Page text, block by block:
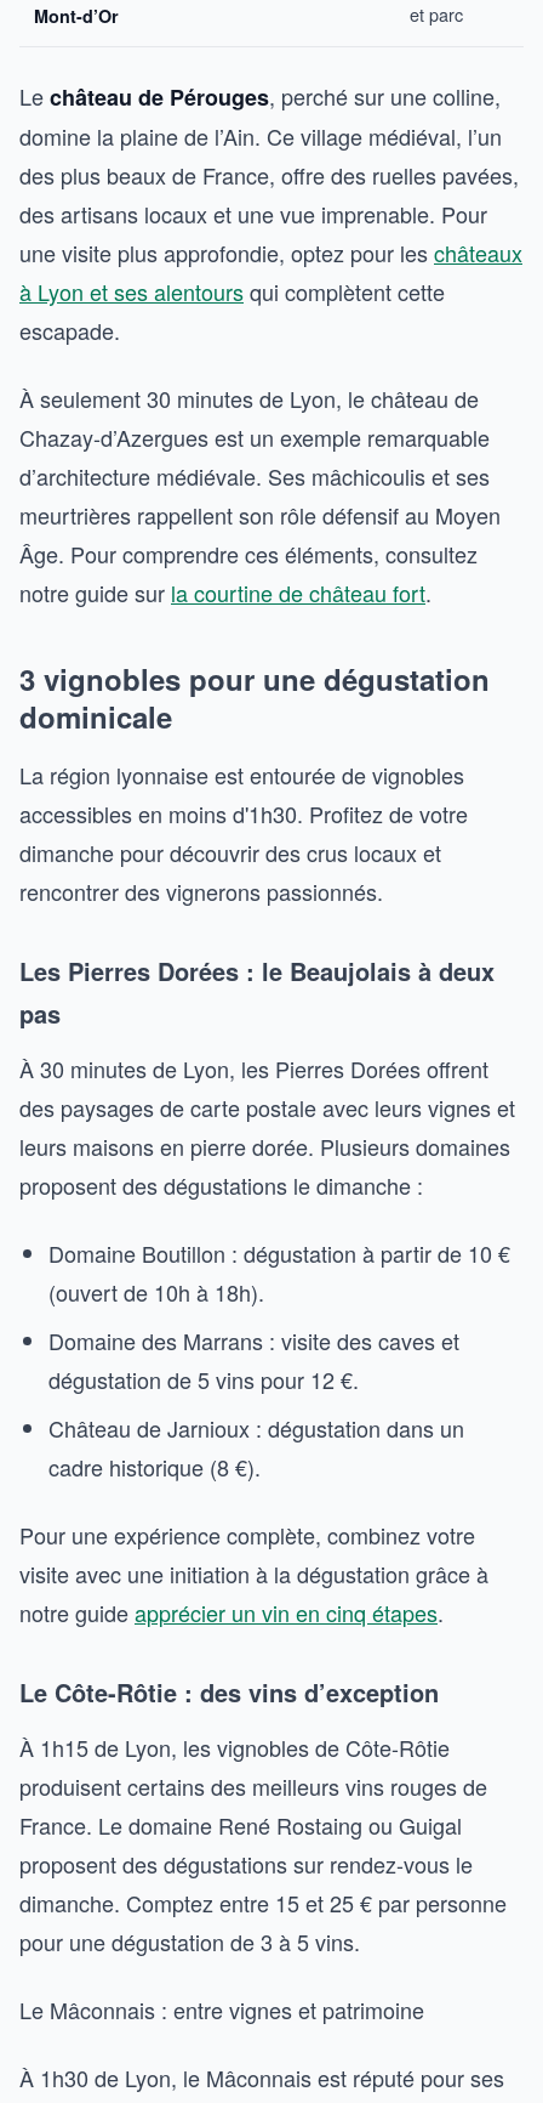
Mont-d’Or
et parc
Lechâteau de Pérouges, perché sur une colline,
domine la plaine de l’Ain. Ce village médiéval, l’un
des plus beaux de France, offre des ruelles pavées,
des artisans locaux et une vue imprenable. Pour
une visite plus approfondie, optez pour leschâteaux
à Lyon et ses alentoursqui complètent cette
escapade.
À seulement 30 minutes de Lyon, le château de
Chazay-d’Azergues est un exemple remarquable
d’architecture médiévale. Ses mâchicoulis et ses
meurtrières rappellent son rôle défensif au Moyen
Âge. Pour comprendre ces éléments, consultez
notre guide sur la courtine de château fort.
3 vignobles pour une dégustation
dominicale
La région lyonnaise est entourée de vignobles
accessibles en moins d'1h30. Profitez de votre
dimanche pour découvrir des crus locaux et
rencontrer des vignerons passionnés.
Les Pierres Dorées : le Beaujolais à deux
pas
À 30 minutes de Lyon, les Pierres Dorées offrent
des paysages de carte postale avec leurs vignes et
leurs maisons en pierre dorée. Plusieurs domaines
proposent des dégustations le dimanche :
Domaine Boutillon : dégustation à partir de 10 €
(ouvert de 10h à 18h).
Domaine des Marrans : visite des caves et
dégustation de 5 vins pour 12 €.
Château de Jarnioux : dégustation dans un
cadre historique (8 €).
Pour une expérience complète, combinez votre
visite avec une initiation à la dégustation grâce à
notre guideapprécier un vin en cinq étapes.
Le Côte-Rôtie : des vins d’exception
À 1h15 de Lyon, les vignobles de Côte-Rôtie
produisent certains des meilleurs vins rouges de
France. Le domaine René Rostaing ou Guigal
proposent des dégustations sur rendez-vous le
dimanche. Comptez entre 15 et 25 € par personne
pour une dégustation de 3 à 5 vins.
Le Mâconnais : entre vignes et patrimoine
À 1h30 de Lyon, le Mâconnais est réputé pour ses